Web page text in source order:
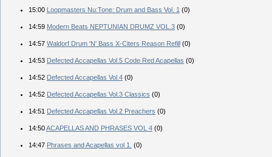
15:00 Loopmasters Nu:Tone: Drum and Bass Vol. 1 (0)
14:59 Modern Beats NEPTUNIAN DRUMZ VOL.3 (0)
14:57 Waldorf Drum 'N' Bass X-Citers Reason Refill (0)
14:53 Defected Accapellas Vol.5 Code Red Acapellas (0)
14:52 Defected Accapellas Vol.4 (0)
14:52 Defected Accapellas Vol.3 Classics (0)
14:51 Defected Accapellas Vol.2 Preachers (0)
14:50ACAPELLAS AND PHRASES VOL 4 (0)
14:47 Phrases and Acapellas vol 1. (0)